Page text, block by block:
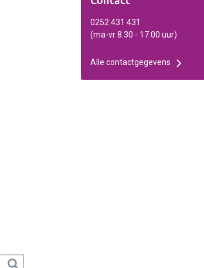
0252 431 431
(ma-vr 8.30 - 17.00 uur)
Alle contactgegevens